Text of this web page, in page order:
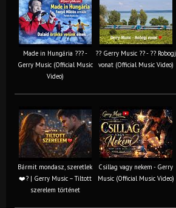
Made in Hungária ??? -
Gerry Music (Official Music
Video)
?? Gerry Music ?? - ?? Robogj
vonat (Official Music Video)
Bármit mondasz, szeretlek
❤️‍? | Gerry Music – Tiltott
szerelem történet
Csillag vagy nekem - Gerry
Music (Official Music Video)